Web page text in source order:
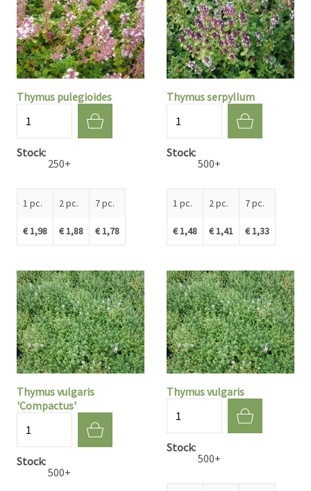
Thymus pulegioides
Stock
250+
1 pc.
€ 1,98
2 pc.
€ 1,88
7 pc.
€ 1,78
Thymus serpyllum
Stock
500+
1 pc.
€ 1,48
2 pc.
€ 1,41
7 pc.
€ 1,33
Thymus vulgaris
'Compactus'
Stock
500+
Thymus vulgaris
Stock
500+